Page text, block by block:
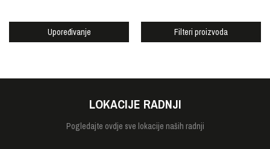
Upoređivanje Filteri proizvoda
LOKACIJE RADNJI
Pogledajte ovdje sve lokacije naših radnji